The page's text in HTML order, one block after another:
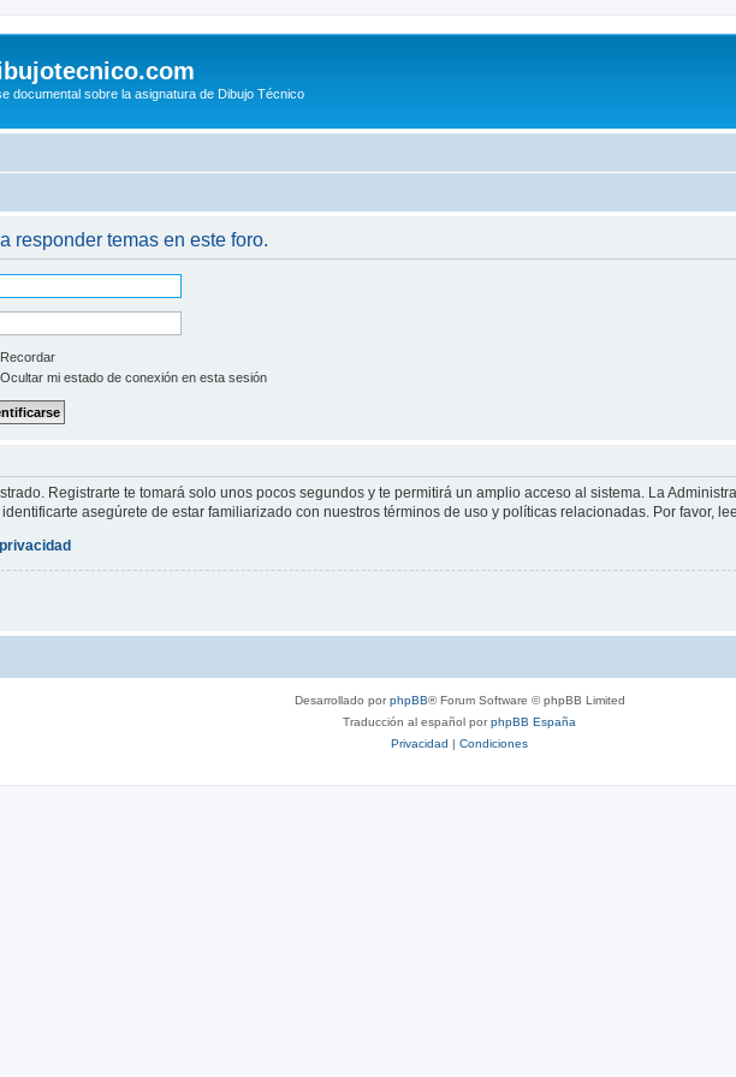
documental sobre la asignatura de Dibujo Técnico
responder temas en este foro.
Recordar
Ocultar mi estado de conexión en esta sesión
Registrarte te tomará solo unos pocos segundos y te permitirá un amplio acceso al sistema. La
asegúrete de estar familiarizado con nuestros términos de uso y políticas relacionadas. Por favor,
Desarrollado porphpBB® Forum Software © phpBB Limited
Traducción al español porphpBB España
Privacidad | Condiciones